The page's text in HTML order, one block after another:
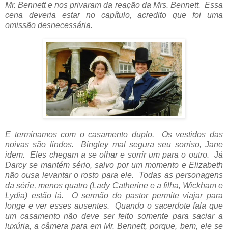
Mr. Bennett e nos privaram da reação da Mrs. Bennett. Essa
cena deveria estar no capítulo, acredito que foi uma
omissão desnecessária.
E terminamos com o casamento duplo. Os vestidos das
noivas são lindos. Bingley mal segura seu sorriso, Jane
idem. Eles chegam a se olhar e sorrir um para o outro. Já
Darcy se mantém sério, salvo por um momento e Elizabeth
não ousa levantar o rosto para ele. Todas as personagens
da série, menos quatro (Lady Catherine e a filha, Wickham e
Lydia) estão lá. O sermão do pastor permite viajar para
longe e ver esses ausentes. Quando o sacerdote fala que
um casamento não deve ser feito somente para saciar a
luxúria, a câmera para em Mr. Bennett, porque, bem, ele se